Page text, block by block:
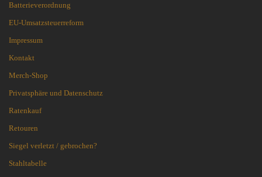
Batterieverordnung
EU-Umsatzsteuerreform
Impressum
Kontakt
Merch-Shop
Privatsphäre und Datenschutz
Ratenkauf
Retouren
Siegel verletzt / gebrochen?
Stahltabelle